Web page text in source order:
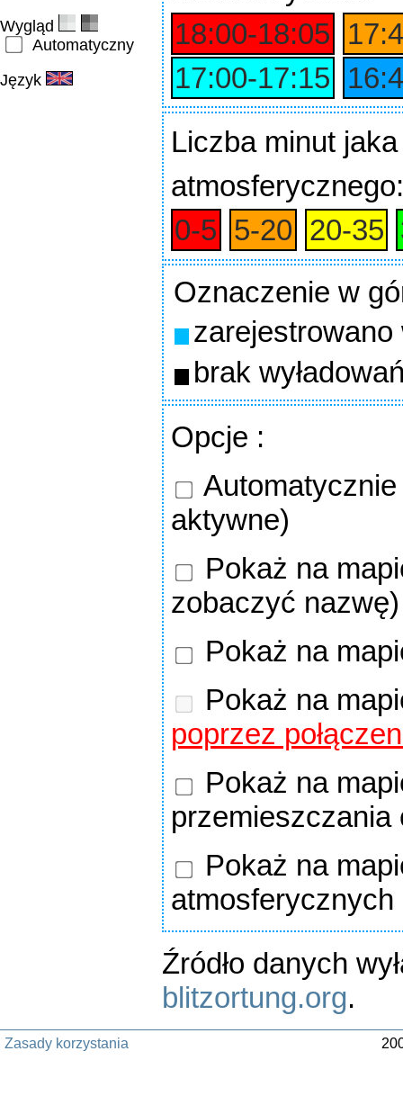
Wygląd
Automatyczny
Język
18:00‑18:05
17:00‑17:15
Liczba minut jaka
atmosferycznego:
0‑5 5‑20 20‑35
Oznaczenie w
zarejestrowano
brak
Opcje :
aktywne)
Pokaż na
zobaczyć nazwę)
Pokaż na
Pokaż na
poprzez
Pokaż na
Pokaż na
atmosferycznych
Źródło danych
blitzortung.org.
Zasady korzystania